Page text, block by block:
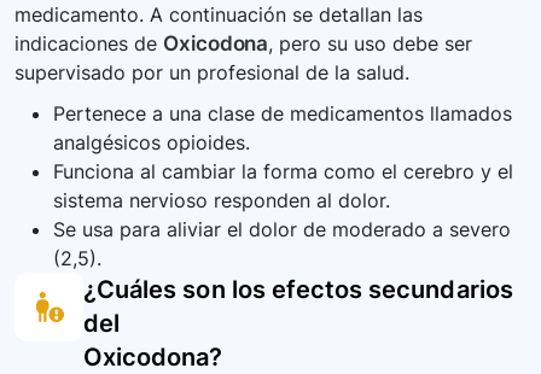
medicamento. A continuación se detallan las
indicaciones de Oxicodona, pero su uso debe ser
supervisado por un profesional de la salud.
Pertenece a una clase de medicamentos llamados
analgésicos opioides.
Funciona al cambiar la forma como el cerebro y el
sistema nervioso responden al dolor.
Se usa para aliviar el dolor de moderado a severo
(2,5).
¿Cuáles son los efectos secundarios
del
Oxicodona?